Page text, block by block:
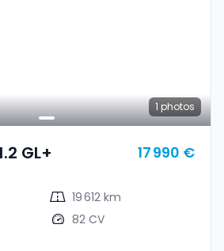
1 photos
GL+ 17 990 €
19 612 km
82 CV